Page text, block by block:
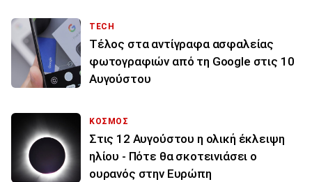
TECH
Τέλος στα αντίγραφα ασφαλείας
φωτογραφιών από τη Google στις 10
Αυγούστου
ΚΟΣΜΟΣ
Στις 12 Αυγούστου η ολική έκλειψη
ηλίου - Πότε θα σκοτεινιάσει ο
ουρανός στην Ευρώπη